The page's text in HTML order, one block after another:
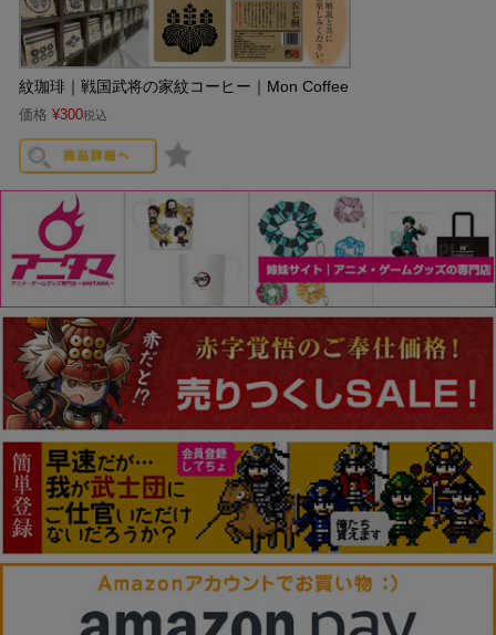
紋珈琲｜戦国武将の家紋コーヒー｜Mon Coffee
価格 ¥300税込